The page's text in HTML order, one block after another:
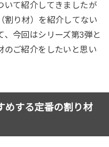
いて紹介してきましたが
割り材）を紹介してない
、今回はシリーズ第3弾と
のご紹介をしたいと思い
めする定番の割り材